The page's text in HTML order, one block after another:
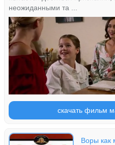
неожиданными та ...
скачать фильм
Воры как